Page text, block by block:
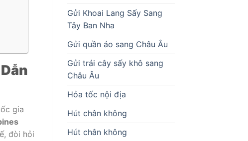
gia
đòi hỏi
Gửi Khoai Lang Sấy Sang
Tây Ban Nha
Gửi quần áo sang Châu Âu
Gửi trái cây sấy khô sang
Châu Âu
Hỏa tốc nội địa
Hút chân không
Hút chân không